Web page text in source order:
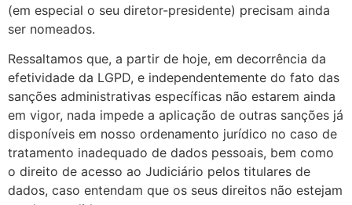
(em especial o seu diretor-presidente) precisam ainda
ser nomeados.
Ressaltamos que, a partir de hoje, em decorrência da
efetividade da LGPD, e independentemente do fato das
sanções administrativas específicas não estarem ainda
em vigor, nada impede a aplicação de outras sanções já
disponíveis em nosso ordenamento jurídico no caso de
tratamento inadequado de dados pessoais, bem como
o direito de acesso ao Judiciário pelos titulares de
dados, caso entendam que os seus direitos não estejam